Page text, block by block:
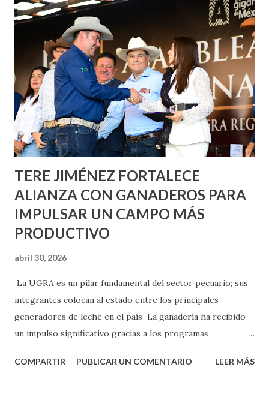
Corazón Urbano y el Municipio capital. Leo Montañez
informó que en este programa se usarán cerca de 90 mil
metros cuadrados de pintura, para dar inicio en la calle
Nieto, entre Jesús F. Elizondo y la calle 22 de Octubre, con
lo que se aplicará pintura en 66 casas. Posteriormente se
llevará este programa a Villas de Nuestra Señora de la
Asunción, Avenida Alameda y Decreto 27 de Septiembre, en
los edificios FOVISSSTE Ojo de Agua, en la comunidad
Norias de Paso Hondo y en los edificios de...
TERE JIMÉNEZ FORTALECE
ALIANZA CON GANADEROS PARA
IMPULSAR UN CAMPO MÁS
PRODUCTIVO
abril 30, 2026
La UGRA es un pilar fundamental del sector pecuario; sus
integrantes colocan al estado entre los principales
generadores de leche en el país La ganadería ha recibido
un impulso significativo gracias a los programas
muestra de su respaldo firme y decidido al campo, la
COMPARTIR PUBLICAR UN COMENTARIO LEER MÁS